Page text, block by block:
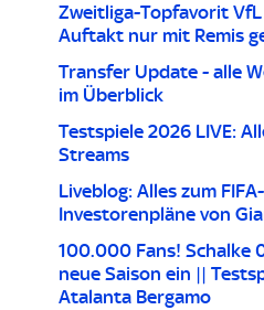
Zweitliga-Topfavorit
Auftakt nur mit Remis
Transfer Update - alle
im Überblick
Testspiele 2026 LIVE:
Streams
Liveblog: Alles zum
Investorenpläne von
100.000 Fans! Schalke
neue Saison ein ||
Atalanta Bergamo